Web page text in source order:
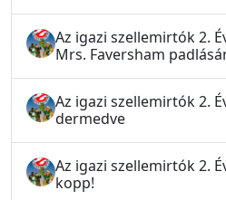
Az igazi szellemirtók 2.
Mrs. Faversham
Az igazi szellemirtók 2.
dermedve
Az igazi szellemirtók 2.
kopp!